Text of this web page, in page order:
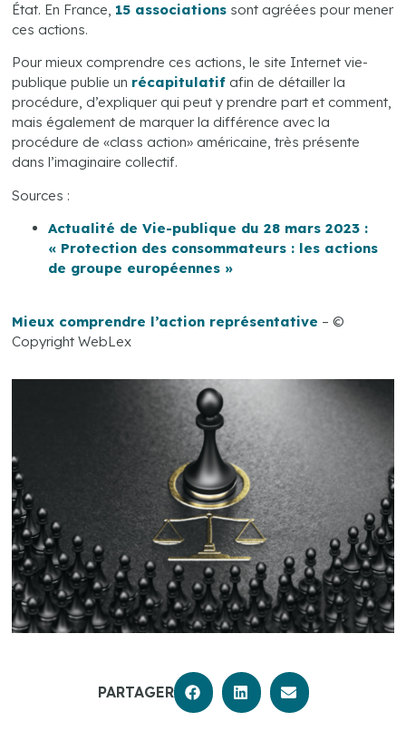
État. En France,15 associations sont agréées pour mener
ces actions.
Pour mieux comprendre ces actions, le site Internet vie-
publique publie un récapitulatif afin de détailler la
procédure, d’expliquer qui peut y prendre part et comment,
mais également de marquer la différence avec la
procédure de «class action» américaine, très présente
dans l’imaginaire collectif.
Sources :
Actualité de Vie-publique du 28 mars 2023 :
« Protection des consommateurs : les actions
de groupe européennes »
Mieux comprendre l’action représentative – ©
Copyright WebLex
PARTAGER